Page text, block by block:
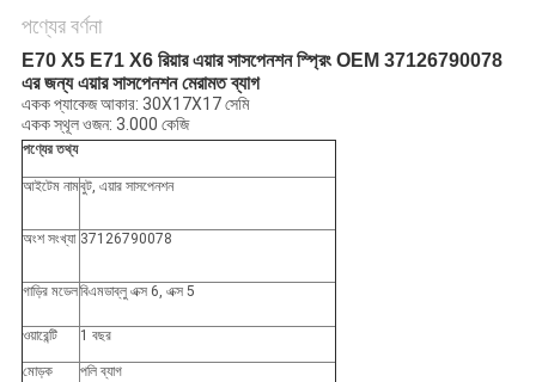
নীতি
পণ্যের বর্ণনা
E70 X5 E71 X6 রিয়ার এয়ার সাসপেনশন স্প্রিং OEM 37126790078
এর জন্য এয়ার সাসপেনশন মেরামত ব্যাগ
একক প্যাকেজ আকার: 30X17X17 সেমি
একক স্থূল ওজন: 3.000 কেজি
পণ্যের তথ্য
আইটেম নামবুট, এয়ার সাসপেনশন
অংশ সংখ্যা 37126790078
গাড়ির মডেলবিএমডাব্লু এক্স 6, এক্স 5
ওয়ারেন্টি 1 বছর
মোড়ক পলি ব্যাগ